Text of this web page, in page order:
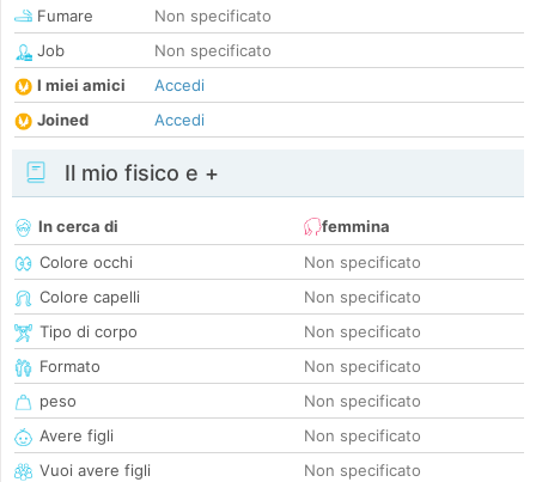
Fumare
Non specificato
Job
Non specificato
I miei amici
Accedi
Joined
Accedi
Il mio fisico e +
In cerca di
femmina
Colore occhi
Non specificato
Colore capelli
Non specificato
Tipo di corpo
Non specificato
Formato
Non specificato
peso
Non specificato
Avere figli
Non specificato
Vuoi avere figli
Non specificato